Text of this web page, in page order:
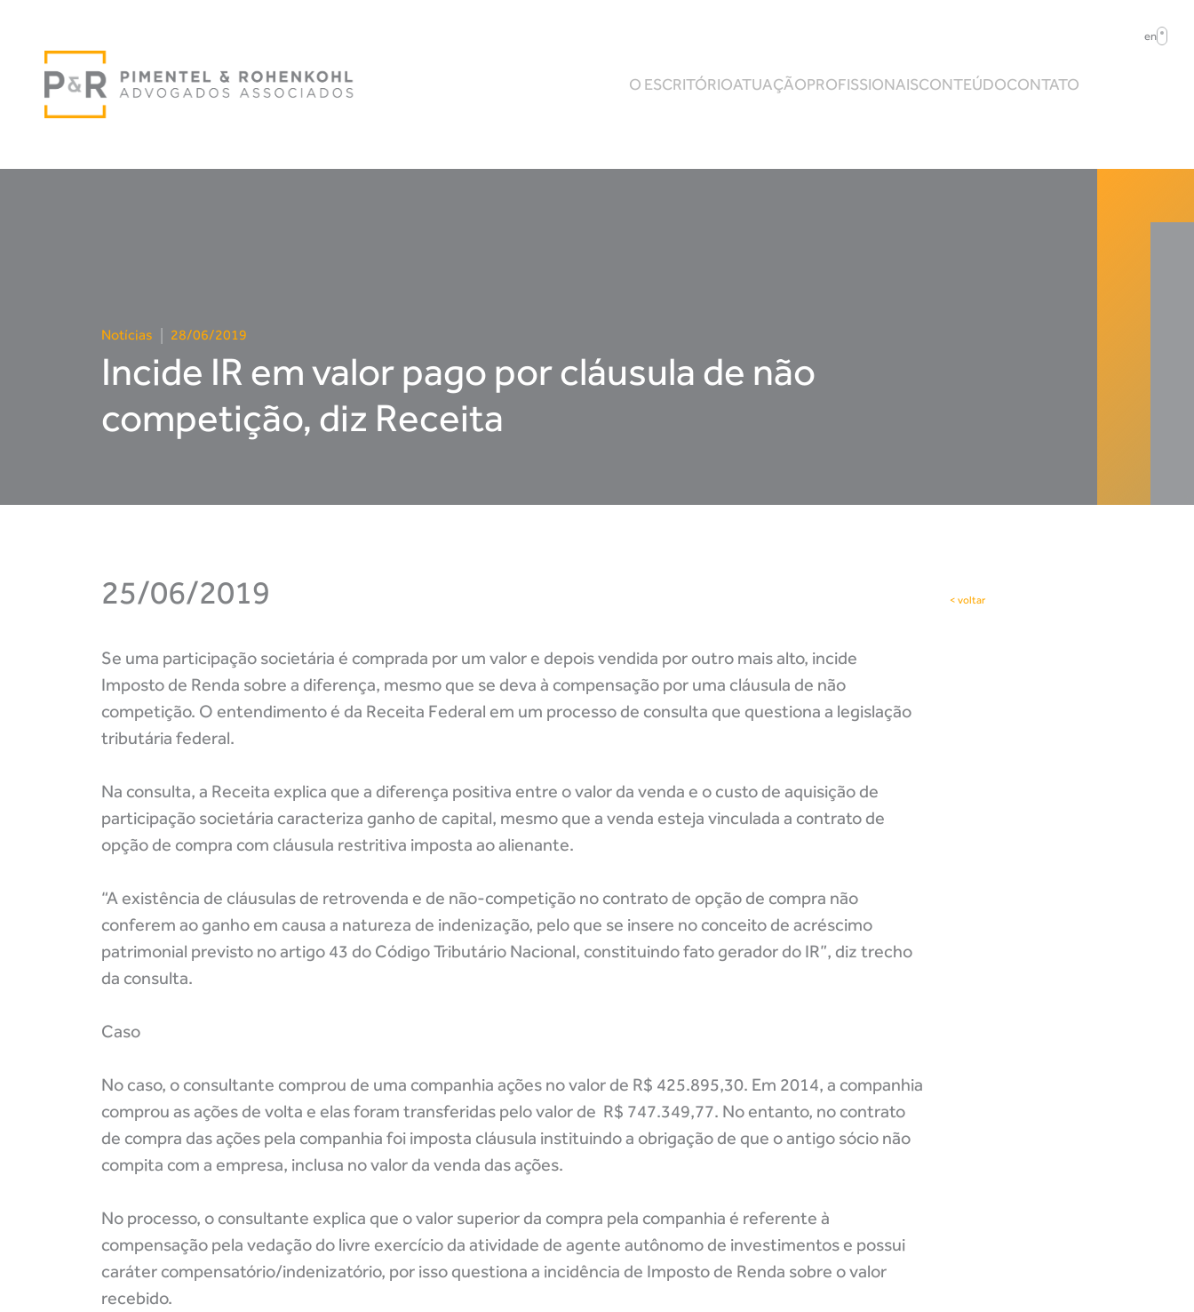
en
O ESCRITÓRIOATUAÇÃOPROFISSIONAISCONTEÚDOCONTATO
Notícias 28/06/2019
Incide IR em valor pago por cláusula de não
competição, diz Receita
25/06/2019
Se uma participação societária é comprada por um valor e depois vendida por outro mais alto, incide
Imposto de Renda sobre a diferença, mesmo que se deva à compensação por uma cláusula de não
competição. O entendimento é da Receita Federal em um processo de consulta que questiona a legislação
tributária federal.
Na consulta, a Receita explica que a diferença positiva entre o valor da venda e o custo de aquisição de
participação societária caracteriza ganho de capital, mesmo que a venda esteja vinculada a contrato de
opção de compra com cláusula restritiva imposta ao alienante.
“A existência de cláusulas de retrovenda e de não-competição no contrato de opção de compra não
conferem ao ganho em causa a natureza de indenização, pelo que se insere no conceito de acréscimo
patrimonial previsto no artigo 43 do Código Tributário Nacional, constituindo fato gerador do IR”, diz trecho
da consulta.
Caso
No caso, o consultante comprou de uma companhia ações no valor de R$ 425.895,30. Em 2014, a companhia
comprou as ações de volta e elas foram transferidas pelo valor de R$ 747.349,77. No entanto, no contrato
de compra das ações pela companhia foi imposta cláusula instituindo a obrigação de que o antigo sócio não
compita com a empresa, inclusa no valor da venda das ações.
No processo, o consultante explica que o valor superior da compra pela companhia é referente à
compensação pela vedação do livre exercício da atividade de agente autônomo de investimentos e possui
caráter compensatório/indenizatório, por isso questiona a incidência de Imposto de Renda sobre o valor
recebido.
< voltar